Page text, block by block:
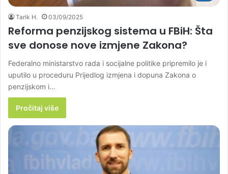
Tarik H. 03/09/2025
Reforma penzijskog sistema u FBiH: Šta
sve donose nove izmjene Zakona?
Federalno ministarstvo rada i socijalne politike pripremilo je i
uputilo u proceduru Prijedlog izmjena i dopuna Zakona o
penzijskom i…
Pročitaj više